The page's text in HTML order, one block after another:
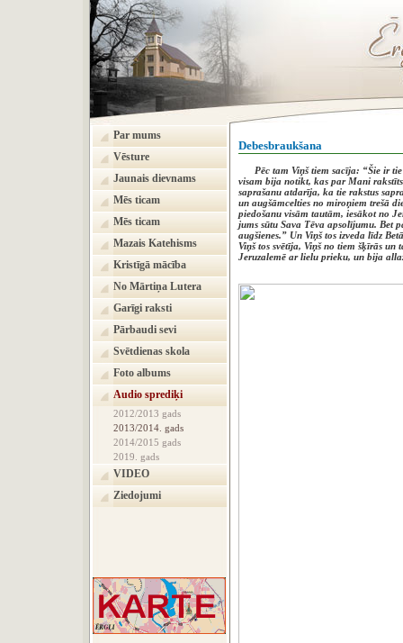
Par mums
Vēsture
Jaunais dievnams
Mēs ticam
Mēs ticam
Mazais Katehisms
Kristīgā mācība
No Mārtiņa Lutera
Garīgi raksti
Pārbaudi sevi
Svētdienas skola
Foto albums
Audio sprediķi
2012/2013 gads
2013/2014. gads
2014/2015 gads
2019. gads
VIDEO
Ziedojumi
Debesbraukšana
Pēc tam Viņš tiem sacīja: “Šie ir
visam bija notikt, kas par Mani rakstīts
saprašanu atdarīja, ka tie rakstus
un augšāmcelties no miroņiem trešā
piedošanu visām tautām, iesākot no
jums sūtu Sava Tēva apsolījumu. Bet
augšienes.” Un Viņš tos izveda līdz
Viņš tos svētīja, Viņš no tiem šķīrās un
Jeruzalemē ar lielu prieku, un bija